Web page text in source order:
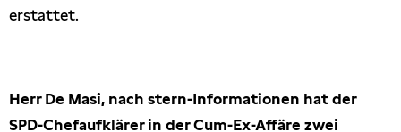
erstattet.
Herr De Masi, nach stern-Informationen hat der
SPD-Chefaufklärer in der Cum-Ex-Affäre zwei